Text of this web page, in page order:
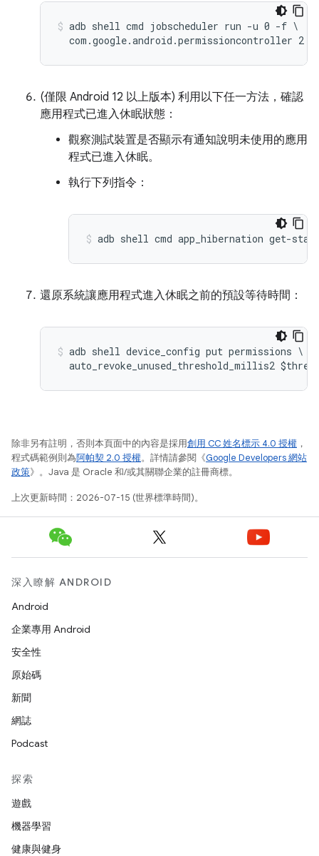
adb shell cmd jobscheduler run -u 0 -f \
(僅限 Android 12 以上版本) 利用以下任一方法，確認
應用程式已進入休眠狀態：
觀察測試裝置是否顯示有通知說明未使用的應用
程式已進入休眠。
執行下列指令：
adb shell cmd app_hibernation get-
還原系統讓應用程式進入休眠之前的預設等待時間：
adb shell device_config put permissions \
除非另有註明，否則本頁面中的內容是採用創用 CC 姓名標示 4.0 授權 ，
程式碼範例則為阿帕契 2.0 授權。詳情請參閱《Google Developers 網站
政策》。Java 是 Oracle 和/或其關聯企業的註冊商標。
上次更新時間：2026-07-15 (世界標準時間)。
深入瞭解 ANDROID
Android
企業專用 Android
安全性
原始碼
新聞
網誌
Podcast
探索
遊戲
機器學習
健康與健身